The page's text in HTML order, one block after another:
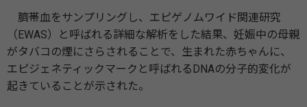
臍帯血をサンプリングし、エピゲノムワイド関連研究
（EWAS）と呼ばれる詳細な解析をした結果、妊娠中の母親
がタバコの煙にさらされることで、生まれた赤ちゃんに、
エピジェネティックマークと呼ばれるDNAの分子的変化が
起きていることが示された。